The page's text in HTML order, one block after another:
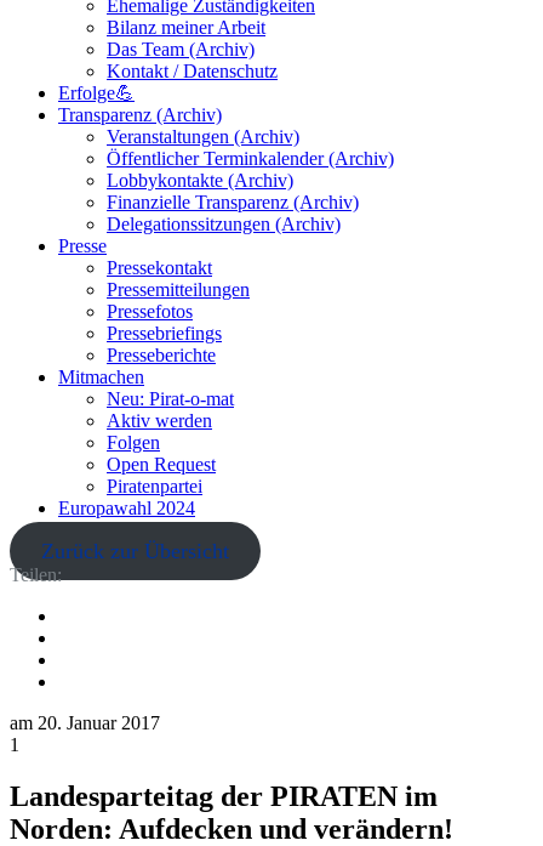
Ehemalige Zuständigkeiten
Bilanz meiner Arbeit
Das Team (Archiv)
Kontakt / Datenschutz
Erfolge💪
Transparenz (Archiv)
Veranstaltungen (Archiv)
Öffentlicher Terminkalender (Archiv)
Lobbykontakte (Archiv)
Finanzielle Transparenz (Archiv)
Delegationssitzungen (Archiv)
Presse
Pressekontakt
Pressemitteilungen
Pressefotos
Pressebriefings
Presseberichte
Mitmachen
Neu: Pirat-o-mat
Aktiv werden
Folgen
Open Request
Piratenpartei
Europawahl 2024
Zurück zur Übersicht
Teilen:
am 20. Januar 2017
1
Landesparteitag der PIRATEN im
Norden: Aufdecken und verändern!